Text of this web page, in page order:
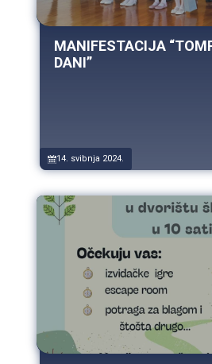
MANIFESTACIJA
DANI”
14. svibnja 2024.